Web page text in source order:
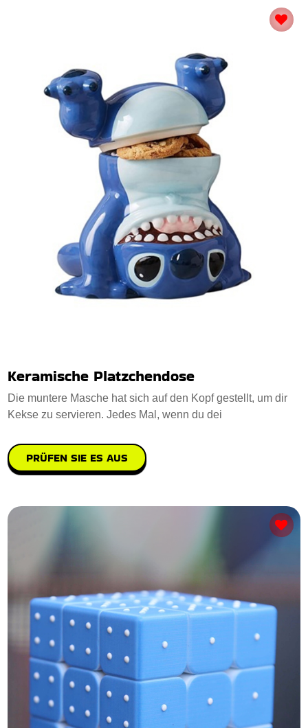
Keramische Platzchendose
Die muntere Masche hat sich auf den Kopf gestellt, um dir
Kekse zu servieren. Jedes Mal, wenn du dei
PRÜFEN SIE ES AUS